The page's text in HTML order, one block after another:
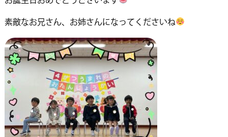
素敵なお兄さん、お姉さんになってくださいね